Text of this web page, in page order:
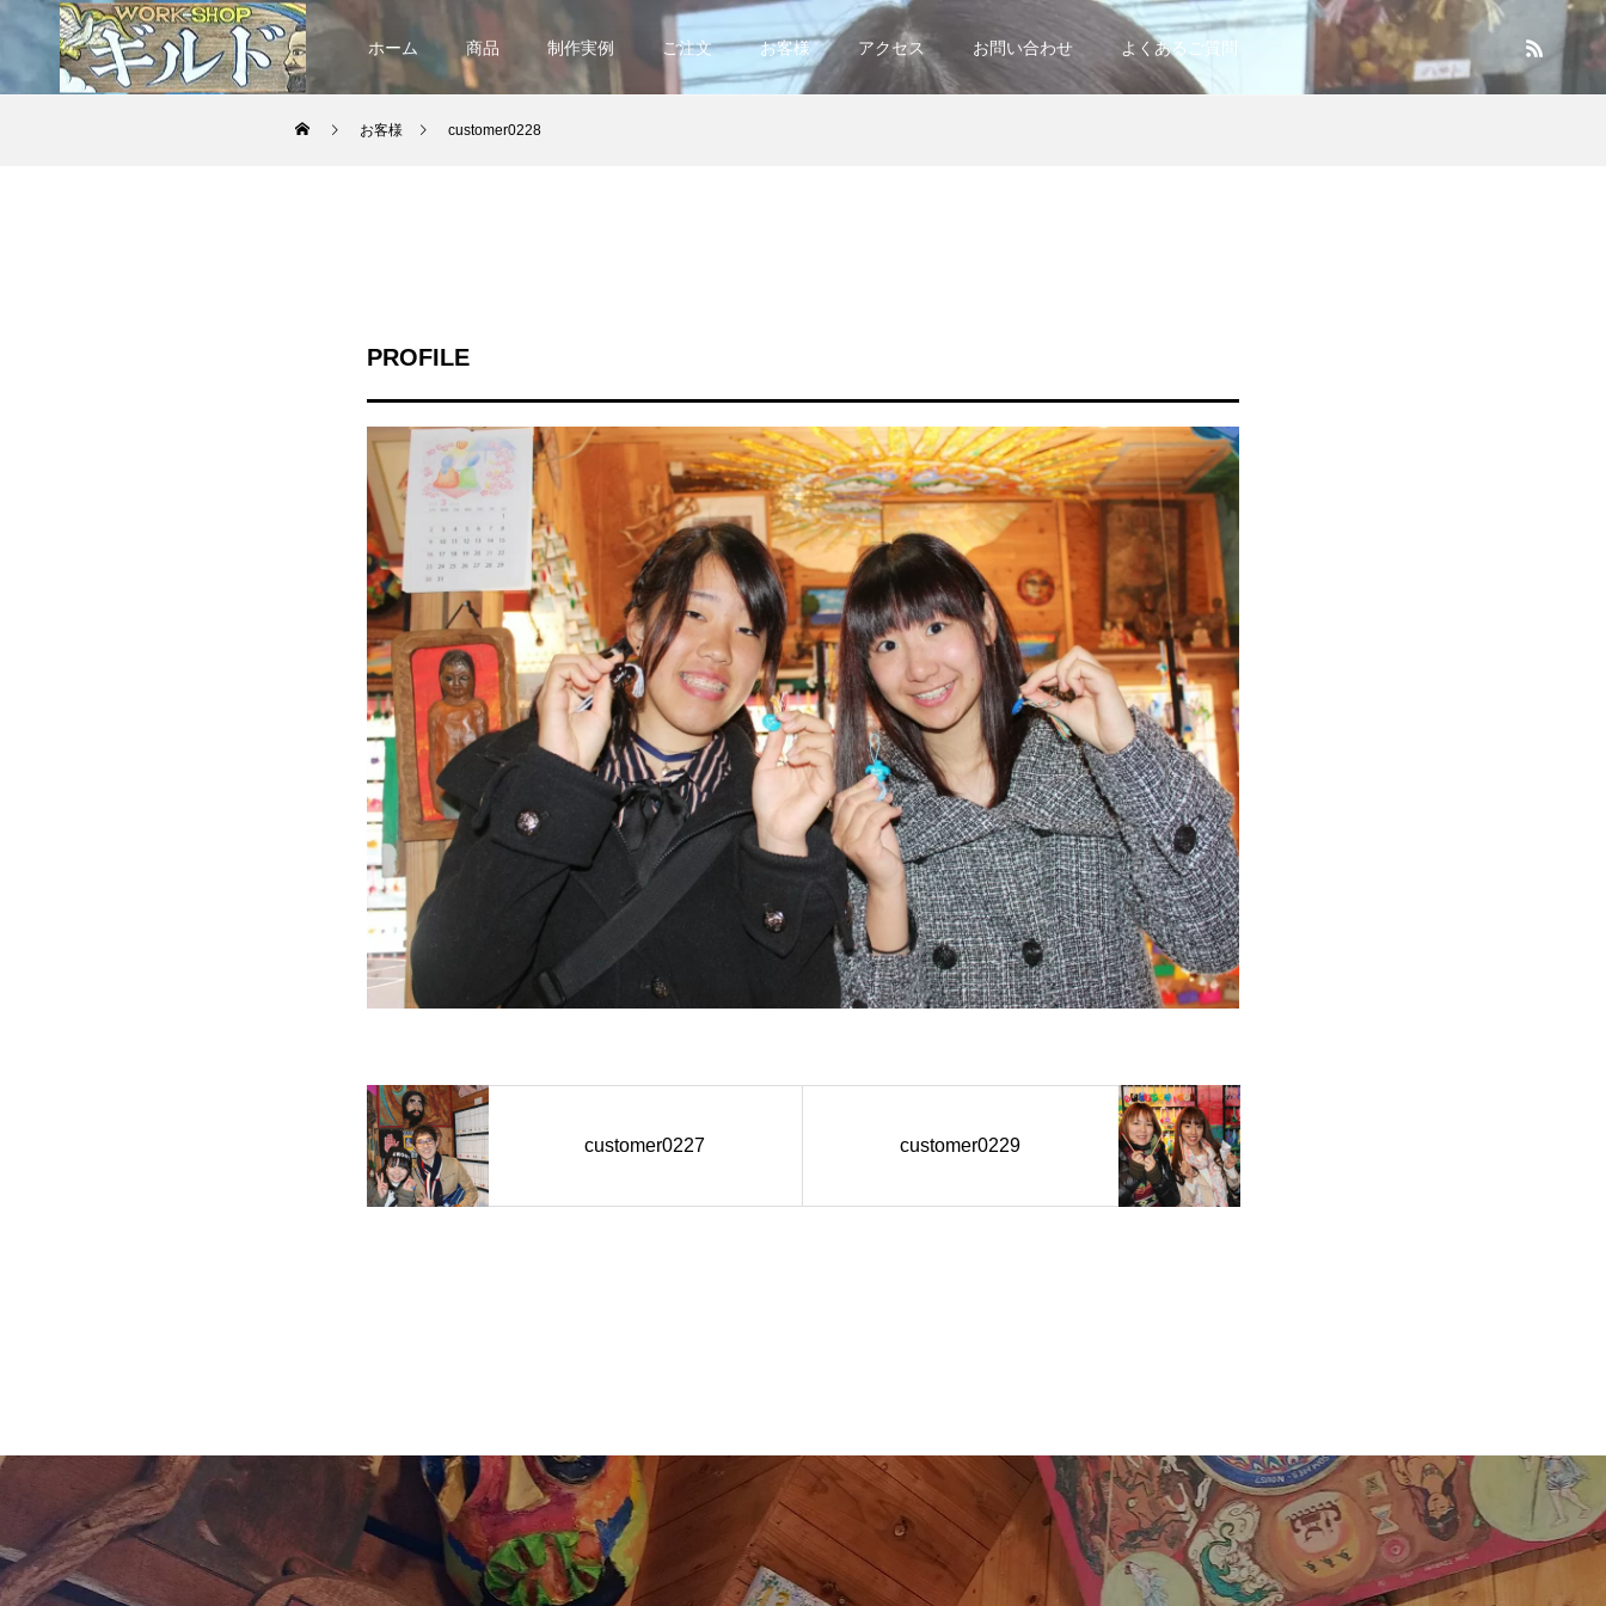
ホーム 商品 制作実例 ご注文 お客様 アクセス お問い合わせ よくあるご質問
お客様 customer0228
PROFILE
customer0227 customer0229